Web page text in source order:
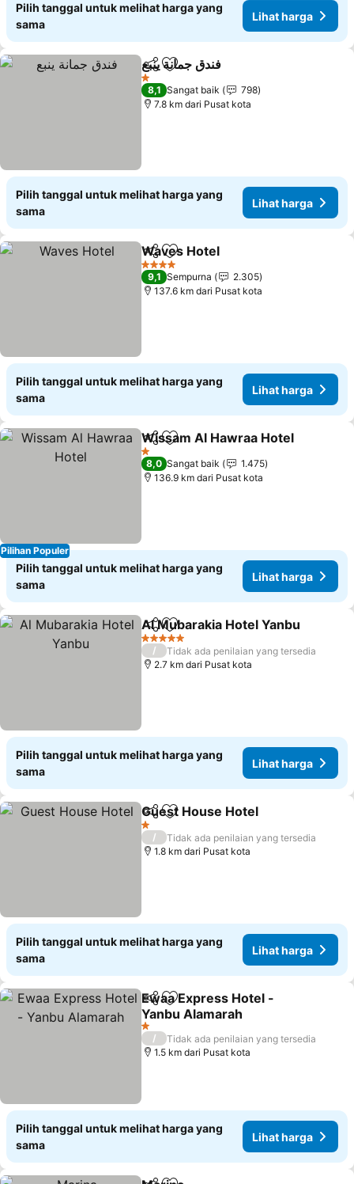
Pilih tanggal untuk melihat harga yang
sama
Lihat harga
BagikanTambahkan ke favorit
فندق جمانة ينبع
1 Bintang
8,1 Sangat baik
798
7.8 km dari Pusat kota
Pilih tanggal untuk melihat harga yang
sama
Lihat harga
BagikanTambahkan ke favorit
Waves Hotel
4 Bintang
9,1 Sempurna
2.305
137.6 km dari Pusat kota
Pilih tanggal untuk melihat harga yang
sama
Lihat harga
Pilihan Populer
BagikanTambahkan ke favorit
Wissam Al Hawraa Hotel
1 Bintang
8,0 Sangat baik
1.475
136.9 km dari Pusat kota
Pilih tanggal untuk melihat harga yang
sama
Lihat harga
BagikanTambahkan ke favorit
Al Mubarakia Hotel Yanbu
5 Bintang
/
Tidak ada penilaian yang tersedia
2.7 km dari Pusat kota
Pilih tanggal untuk melihat harga yang
sama
Lihat harga
BagikanTambahkan ke favorit
Guest House Hotel
1 Bintang
/
Tidak ada penilaian yang tersedia
1.8 km dari Pusat kota
Pilih tanggal untuk melihat harga yang
sama
Lihat harga
BagikanTambahkan ke favorit
Ewaa Express Hotel -
Yanbu Alamarah
Lihat harga
1 Bintang
/
Tidak ada penilaian yang tersedia
1.5 km dari Pusat kota
Pilih tanggal untuk melihat harga yang
sama
Lihat harga